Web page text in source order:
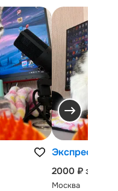
Экспресс-
2000 ₽ за
Москва